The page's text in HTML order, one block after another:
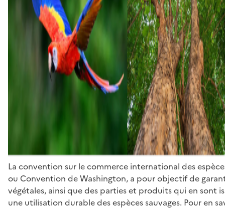
La convention sur le commerce international des
ou Convention de Washington, a pour objectif de
végétales, ainsi que des parties et produits qui en sont
une utilisation durable des espèces sauvages. Pour en